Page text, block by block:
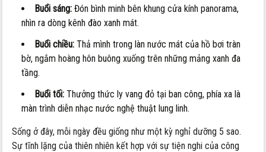
Buổi sáng: Đón bình minh bên khung cửa kính panorama,
nhìn ra dòng kênh đào xanh mát.
Buổi chiều: Thả mình trong làn nước mát của hồ bơi tràn
bờ, ngắm hoàng hôn buông xuống trên những mảng xanh đa
tầng.
Buổi tối: Thưởng thức ly vang đỏ tại ban công, phía xa là
màn trình diễn nhạc nước nghệ thuật lung linh.
Sống ở đây, mỗi ngày đều giống như một kỳ nghỉ dưỡng 5 sao.
Sự tĩnh lặng của thiên nhiên kết hợp với sự tiện nghi của công